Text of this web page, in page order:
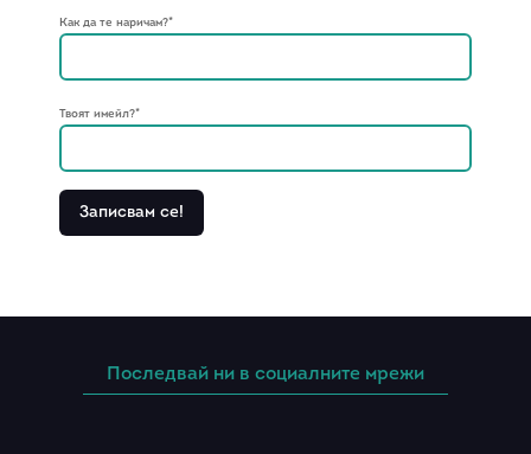
Как да те наричам?*
Твоят имейл?*
Последвай ни в социалните мрежи